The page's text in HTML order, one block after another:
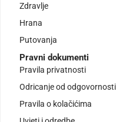
Zdravlje
Hrana
Putovanja
Pravni dokumenti
Pravila privatnosti
Odricanje od odgovornosti
Pravila o kolačićima